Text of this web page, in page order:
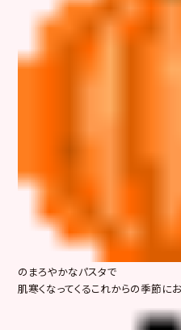
のまろやかなパスタで
肌寒くなってくるこれからの季節に